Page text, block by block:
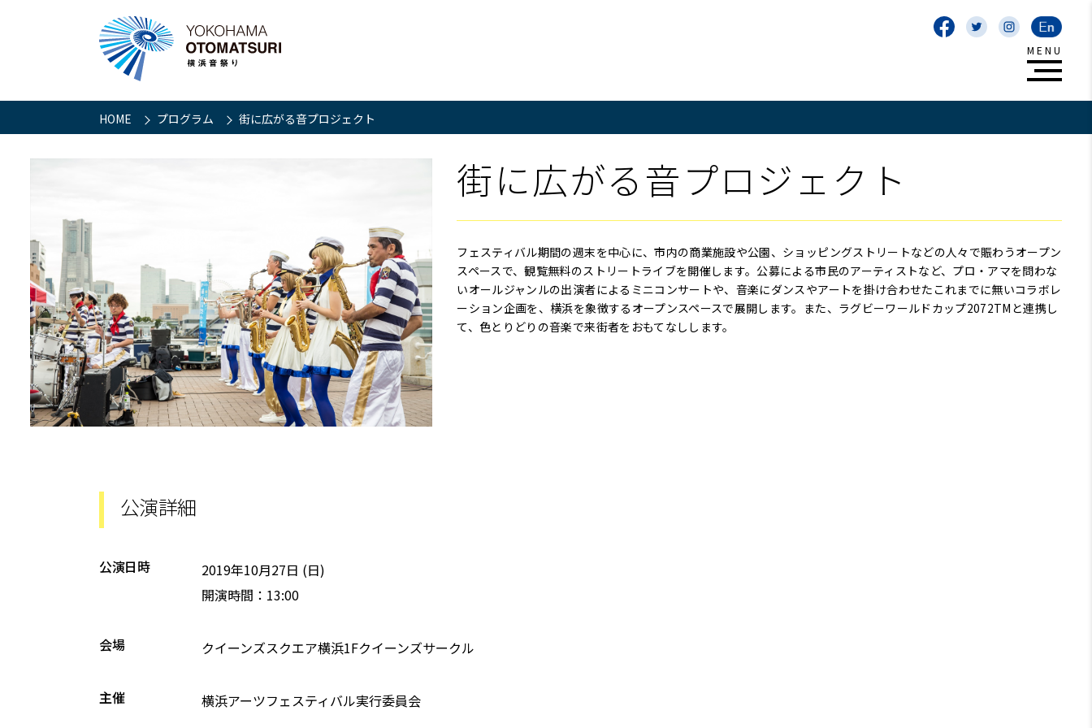
HOME プログラム 街に広がる音プロジェクト
街に広がる音プロジェクト
フェスティバル期間の週末を中心に、市内の商業施設や公園、ショッピングストリートなどの人々で賑わうオープン
スペースで、観覧無料のストリートライブを開催します。公募による市民のアーティストなど、プロ・アマを問わな
いオールジャンルの出演者によるミニコンサートや、音楽にダンスやアートを掛け合わせたこれまでに無いコラボレ
ーション企画を、横浜を象徴するオープンスペースで展開します。また、ラグビーワールドカップ2072TMと連携し
て、色とりどりの音楽で来街者をおもてなしします。
公演詳細
公演日時
2019年10月27日 (日)
開演時間：13:00
会場 クイーンズスクエア横浜1Fクイーンズサークル
主催 横浜アーツフェスティバル実行委員会